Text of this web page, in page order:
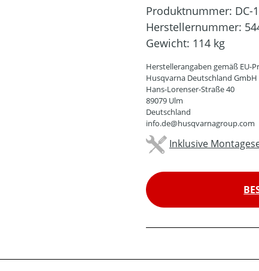
Produktnummer: DC-
Herstellernummer:
Gewicht: 114 kg
Herstellerangaben gemäß EU-
Husqvarna Deutschland GmbH
Hans-Lorenser-Straße 40
89079 Ulm
Deutschland
info.de@husqvarnagroup.com
Inklusive